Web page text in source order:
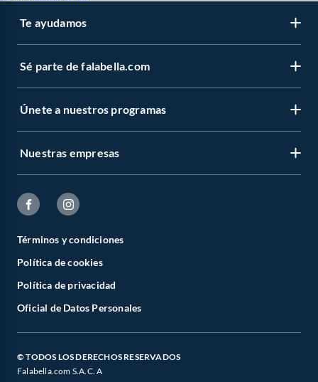
Te ayudamos
Sé parte de falabella.com
Únete a nuestros programas
Nuestras empresas
Términos y condiciones
Política de cookies
Política de privacidad
Oficial de Datos Personales
© TODOS LOS DERECHOS RESERVADOS
Falabella.com S.A.C. A